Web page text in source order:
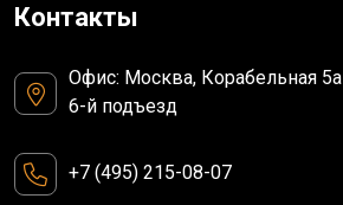
Контакты
Офис: Москва, Корабельная 5а
6-й подъезд
+7 (495) 215-08-07